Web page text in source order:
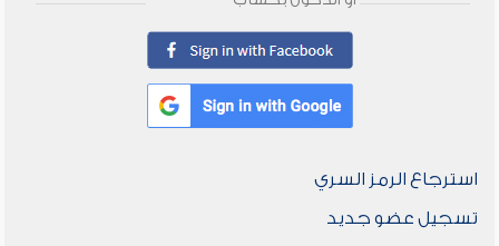
استرجاع الرمز السري
تسجيل عضو جديد